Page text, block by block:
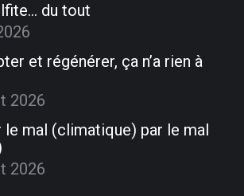
du tout
et régénérer, ça n’a rien à
2026
le mal (climatique) par le mal
2026